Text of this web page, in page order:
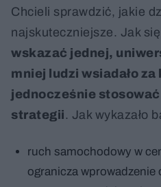
Chcieli sprawdzić, jakie
najskuteczniejsze. Jak się
wskazać jednej,
mniej ludzi wsiadało za
jednocześnie
strategii . Jak wykazało
ruch samochodowy w
ogranicza wprowadzenie